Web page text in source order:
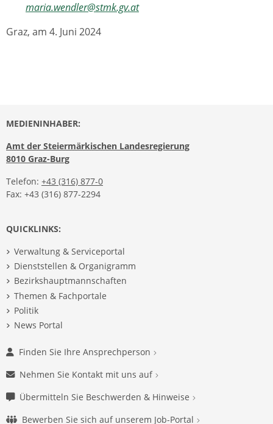
maria.wendler@stmk.gv.at
Graz, am 4. Juni 2024
MEDIENINHABER:
Amt der Steiermärkischen Landesregierung
8010 Graz-Burg
Telefon: +43 (316) 877-0
Fax: +43 (316) 877-2294
QUICKLINKS:
Verwaltung & Serviceportal
Dienststellen & Organigramm
Bezirkshauptmannschaften
Themen & Fachportale
Politik
News Portal
Finden Sie Ihre Ansprechperson
Nehmen Sie Kontakt mit uns auf
Übermitteln Sie Beschwerden & Hinweise
Bewerben Sie sich auf unserem Job-Portal